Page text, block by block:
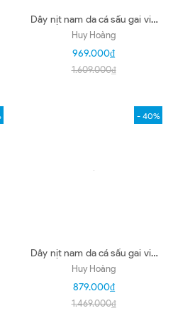
Dây nịt nam da cá sấu gai vip
4P đầu kim màu đen HD4876
Huy Hoàng
969.000₫
1.609.000₫
- 40%
Dây nịt nam da cá sấu gai vip
3,5P đầu kim màu nâu đỏ
HD4875
Huy Hoàng
879.000₫
1.469.000₫